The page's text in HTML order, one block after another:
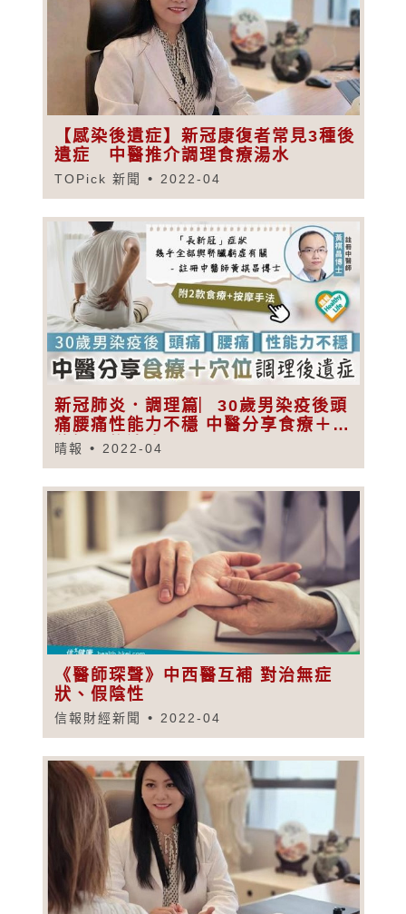
【感染後遺症】新冠康復者常見3種後
遺症 中醫推介調理食療湯水
TOPick 新聞 2022-04
新冠肺炎．調理篇︳30歲男染疫後頭
痛腰痛性能力不穩 中醫分享食療＋穴
位調理後遺症
晴報 2022-04
《醫師琛聲》中西醫互補 對治無症
狀、假陰性
信報財經新聞 2022-04